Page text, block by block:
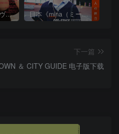
日本《ViVi（ヴィヴィ）》女性流行时尚杂志 PDF电子版【2024年·全年订阅】 日本《mina（ミーナ）》女性流行时尚杂志 PDF电子版【2025年·全年订阅】
下一篇
＆ CITY GUIDE 电子版下载